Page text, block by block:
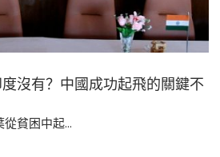
沒有？中國成功起飛的關鍵不
貧困中起...